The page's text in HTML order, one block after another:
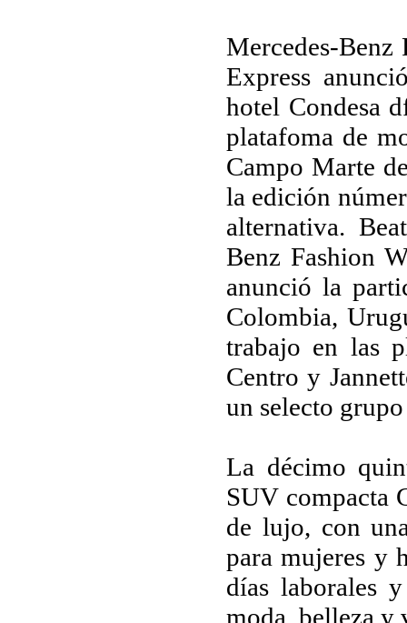
Mercedes-Benz
Express
hotel Condesa
platafoma de
Campo Marte
la edición
alternativa.
Benz Fashion
anunció la
Colombia,
trabajo en las
Centro y
un selecto
La décimo
SUV compacta
de lujo, con
para mujeres y
días laborales
moda, belleza y